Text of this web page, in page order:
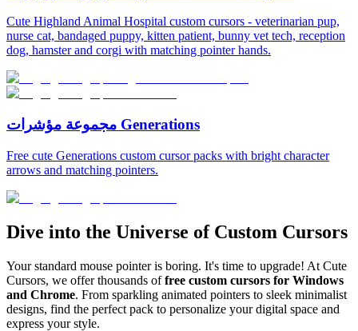
Cute Highland Animal Hospital custom cursors - veterinarian pup,
nurse cat, bandaged puppy, kitten patient, bunny vet tech, reception
dog, hamster and corgi with matching pointer hands.
مجموعة مؤشرات Generations
Free cute Generations custom cursor packs with bright character
arrows and matching pointers.
Dive into the Universe of Custom Cursors
Your standard mouse pointer is boring. It's time to upgrade! At Cute
Cursors, we offer thousands offree custom cursors for Windows
and Chrome. From sparkling animated pointers to sleek minimalist
designs, find the perfect pack to personalize your digital space and
express your style.